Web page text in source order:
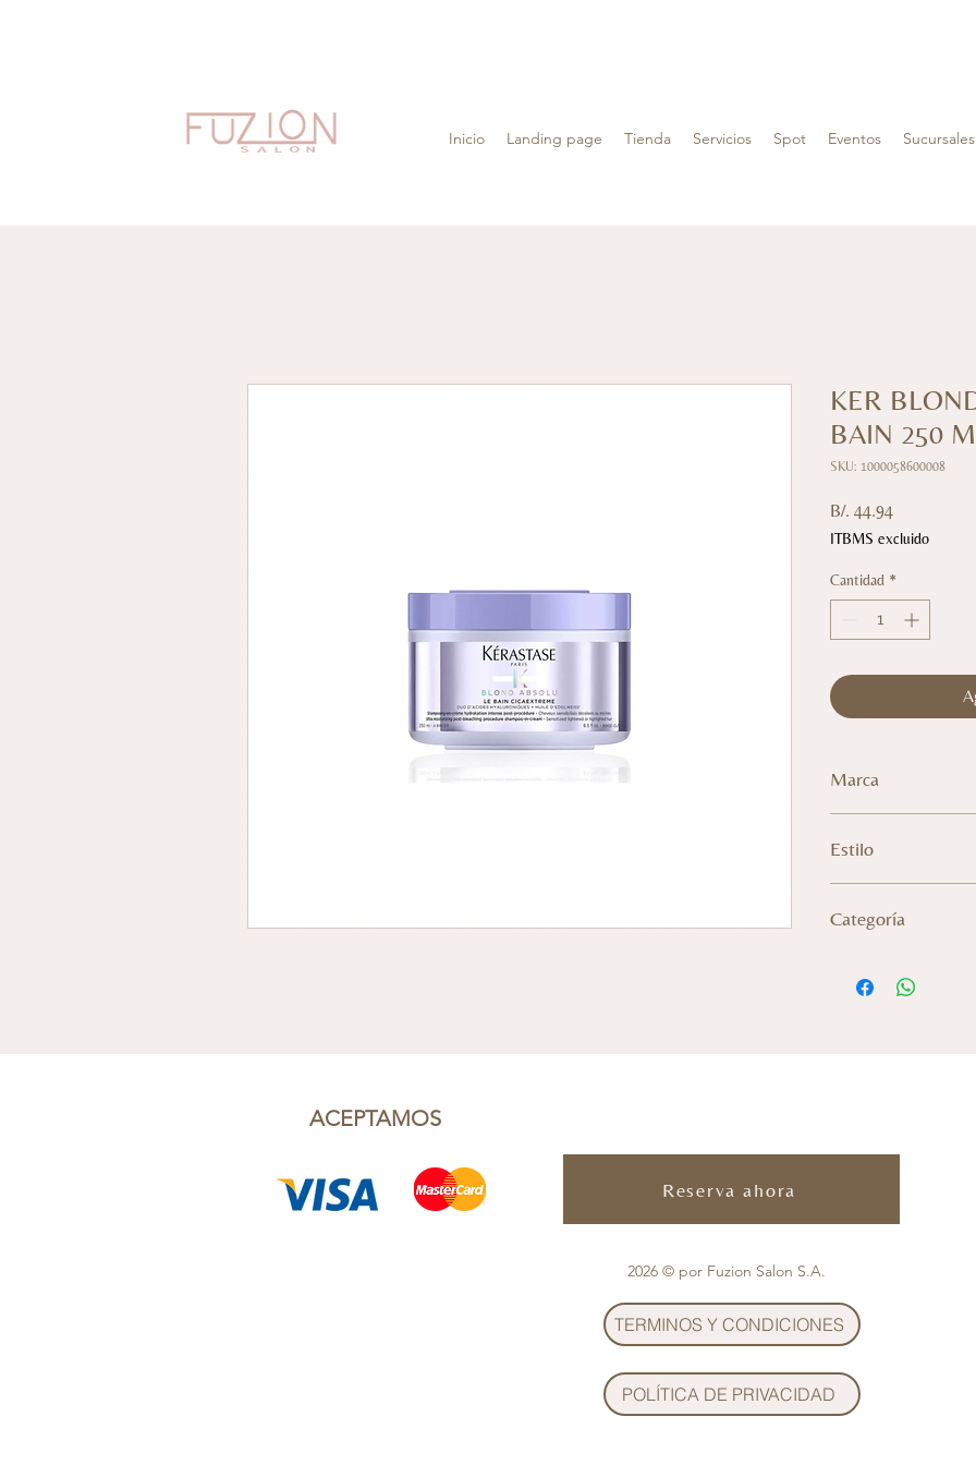
Inicio Landing page Tienda Servicios Spot Eventos Sucursales
KER
BAIN 250
SKU: 1000058600008
B/. 44.94Precio
ITBMS excluido
Cantidad *
Marca
Estilo
Categoría
ACEPTAMOS
Reserva ahora
2026 © por Fuzion Salon S.A.
TERMINOS Y CONDICIONES
POLÍTICA DE PRIVACIDAD